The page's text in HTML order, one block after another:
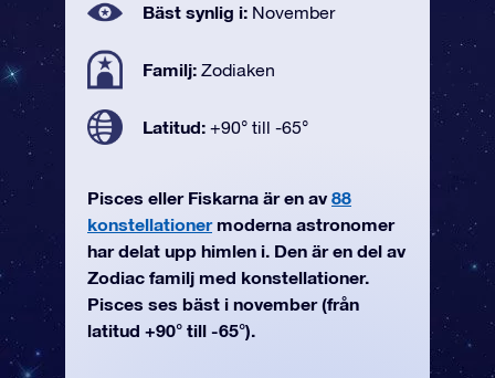
Bäst synlig i: November
Familj: Zodiaken
Latitud: +90° till -65°
Pisces eller Fiskarna är en av 88
konstellationermoderna astronomer
har delat upp himlen i. Den är en del av
Zodiac familj med konstellationer.
Pisces ses bäst i november (från
latitud +90° till -65°).